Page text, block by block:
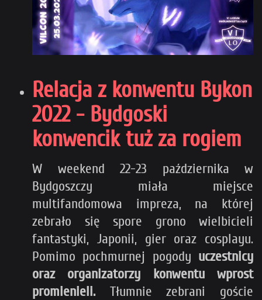
Relacja z konwentu Bykon
2022 - Bydgoski
konwencik tuż za rogiem
W weekend 22-23 października w
Bydgoszczy miała miejsce
multifandomowa impreza, na której
zebrało się spore grono wielbicieli
fantastyki, Japonii, gier oraz cosplayu.
Pomimo pochmurnej pogody uczestnicy
oraz organizatorzy konwentu wprost
promienieli. Tłumnie zebrani goście